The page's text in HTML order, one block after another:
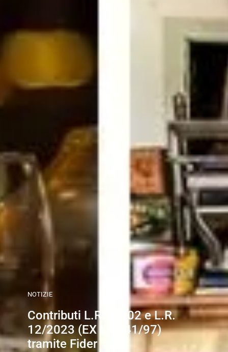
NOTIZIE
Contributi L.R. 40/02 e L.R.
12/2023 (EX L.R. 41/97)
tramite Fider